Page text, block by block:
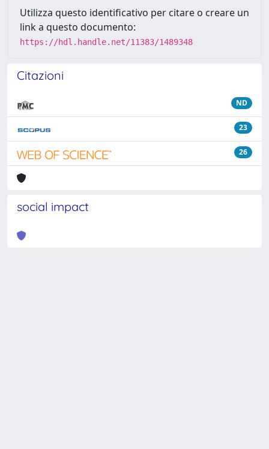
Utilizza questo identificativo per citare o creare un
link a questo documento:
https://hdl.handle.net/11383/1489348
Citazioni
ND
23
26
social impact